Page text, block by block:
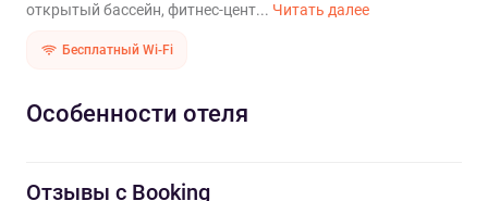
открытый бассейн, фитнес-цент... Читать далее
Бесплатный Wi-Fi
Особенности отеля
Отзывы с Booking